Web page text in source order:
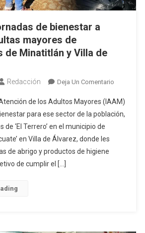
de bienestar a
mayores de
de Minatitlán y Villa de
Redacción Deja Un ComentarioEn
Llevó
Jornadas
Minatitlán
de los Adultos Mayores (IAAM)
para ese sector de la población,
de ‘El Terrero’ en el municipio de
en Villa de Álvarez, donde les
de abrigo y productos de higiene
de cumplir el […]